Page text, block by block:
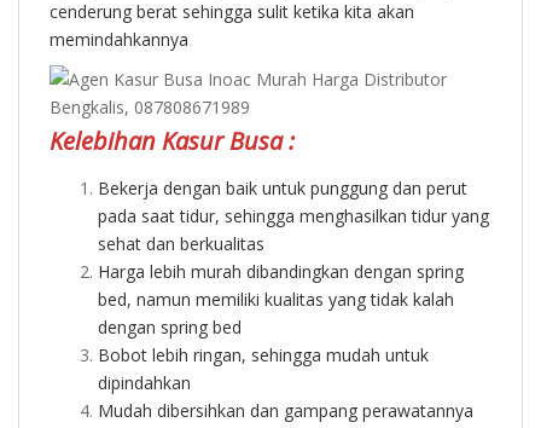
cenderung berat sehingga sulit ketika kita akan
memindahkannya
Kelebihan Kasur Busa :
Bekerja dengan baik untuk punggung dan perut
pada saat tidur, sehingga menghasilkan tidur yang
sehat dan berkualitas
Harga lebih murah dibandingkan dengan spring
bed, namun memiliki kualitas yang tidak kalah
dengan spring bed
Bobot lebih ringan, sehingga mudah untuk
dipindahkan
Mudah dibersihkan dan gampang perawatannya